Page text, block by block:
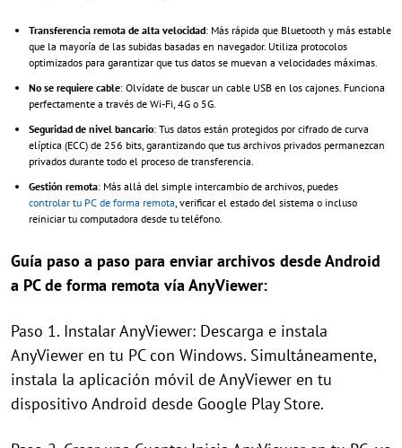
Transferencia remota de alta velocidad: Más rápida que Bluetooth y más estable
que la mayoría de las subidas basadas en navegador. Utiliza protocolos
optimizados para garantizar que tus datos se muevan a velocidades máximas.
No se requiere cable: Olvídate de buscar un cable USB en los cajones. Funciona
perfectamente a través de Wi-Fi, 4G o 5G.
Seguridad de nivel bancario: Tus datos están protegidos por cifrado de curva
elíptica (ECC) de 256 bits, garantizando que tus archivos privados permanezcan
privados durante todo el proceso de transferencia.
Gestión remota: Más allá del simple intercambio de archivos, puedes
controlar tu PC de forma remota , verificar el estado del sistema o incluso
reiniciar tu computadora desde tu teléfono.
Guía paso a paso para enviar archivos desde Android
a PC de forma remota vía AnyViewer:
Paso 1. Instalar AnyViewer: Descarga e instala
AnyViewer en tu PC con Windows. Simultáneamente,
instala la aplicación móvil de AnyViewer en tu
dispositivo Android desde Google Play Store.